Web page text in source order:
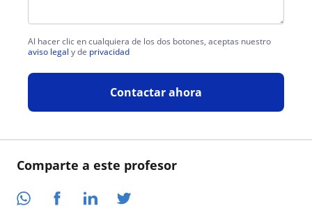
Comparte a este profesor
Al hacer clic en cualquiera de los dos botones, aceptas nuestro
aviso legal y de privacidad
Contactar ahora